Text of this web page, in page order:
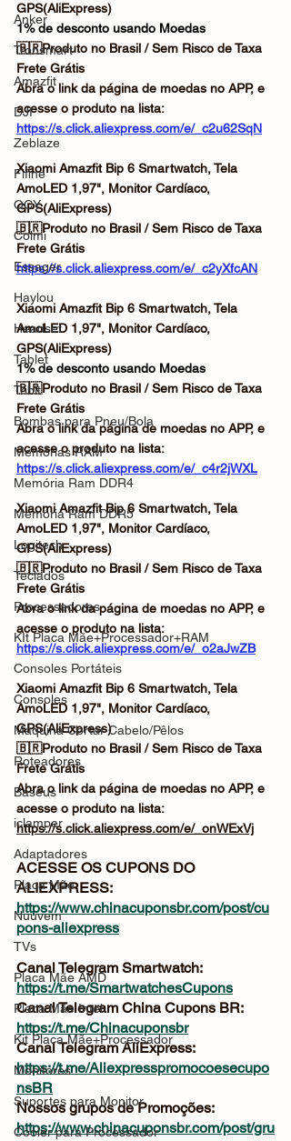
Anker
Tronsmart
Amazfit
DJI
Zeblaze
Fifine
QCY
Colmi
Essager
Haylou
Headset
Tablet
Tribit
Bombas para Pneu/Bola
Memórias RAM
Memória Ram DDR4
Memória Ram DDR5
Logitech
Teclados
Processadores
KIt Placa Mãe+Processador+RAM
Consoles Portáteis
Consoles
Máquina Cortar Cabelo/Pêlos
Roteadores
Baseus
iclamper
Adaptadores
Placa Mãe
Nuuvem
TVs
Placa Mãe AMD
Placa Mãe Intel
Kit Placa Mãe+Processador
Monitores
Suportes para Monitor
Cooler para Processador
GPS(AliExpress)
1% de desconto usando Moedas
🇧🇷Produto no Brasil / Sem Risco de Taxa
Frete Grátis
Abra o link da página de moedas no APP, e
acesse o produto na lista:
https://s.click.aliexpress.com/e/_c2u62SqN
Xiaomi Amazfit Bip 6 Smartwatch, Tela
AmoLED 1,97", Monitor Cardíaco,
GPS(AliExpress)
🇧🇷Produto no Brasil / Sem Risco de Taxa
Frete Grátis
https://s.click.aliexpress.com/e/_c2yXfcAN
Xiaomi Amazfit Bip 6 Smartwatch, Tela
AmoLED 1,97", Monitor Cardíaco,
GPS(AliExpress)
1% de desconto usando Moedas
🇧🇷Produto no Brasil / Sem Risco de Taxa
Frete Grátis
Abra o link da página de moedas no APP, e
acesse o produto na lista:
https://s.click.aliexpress.com/e/_c4r2jWXL
Xiaomi Amazfit Bip 6 Smartwatch, Tela
AmoLED 1,97", Monitor Cardíaco,
GPS(AliExpress)
🇧🇷Produto no Brasil / Sem Risco de Taxa
Frete Grátis
Abra o link da página de moedas no APP, e
acesse o produto na lista:
https://s.click.aliexpress.com/e/_o2aJwZB
Xiaomi Amazfit Bip 6 Smartwatch, Tela
AmoLED 1,97", Monitor Cardíaco,
GPS(AliExpress)
🇧🇷Produto no Brasil / Sem Risco de Taxa
Frete Grátis
Abra o link da página de moedas no APP, e
acesse o produto na lista:
https://s.click.aliexpress.com/e/_onWExVj
ACESSE OS CUPONS DO
ALIEXPRESS:
https://www.chinacuponsbr.com/post/cu
pons-aliexpress
Canal Telegram Smartwatch:
https://t.me/SmartwatchesCupons
Canal Telegram China Cupons BR:
https://t.me/Chinacuponsbr
Canal Telegram AliExpress:
https://t.me/Aliexpresspromocoesecupo
nsBR
Nossos grupos de Promoções:
https://www.chinacuponsbr.com/post/gru